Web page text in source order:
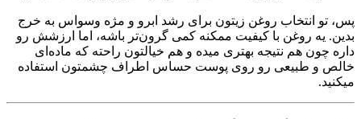
پس، تو انتخاب روغن زیتون برای رشد ابرو و مژه وسواس به خرج
بدین. یه روغن با کیفیت ممکنه کمی گرون‌تر باشه، اما ارزشش رو
داره چون هم نتیجه بهتری میده و هم خیالتون راحته که ماده‌ای
خالص و طبیعی رو روی پوست حساس اطراف چشمتون استفاده
میکنید.